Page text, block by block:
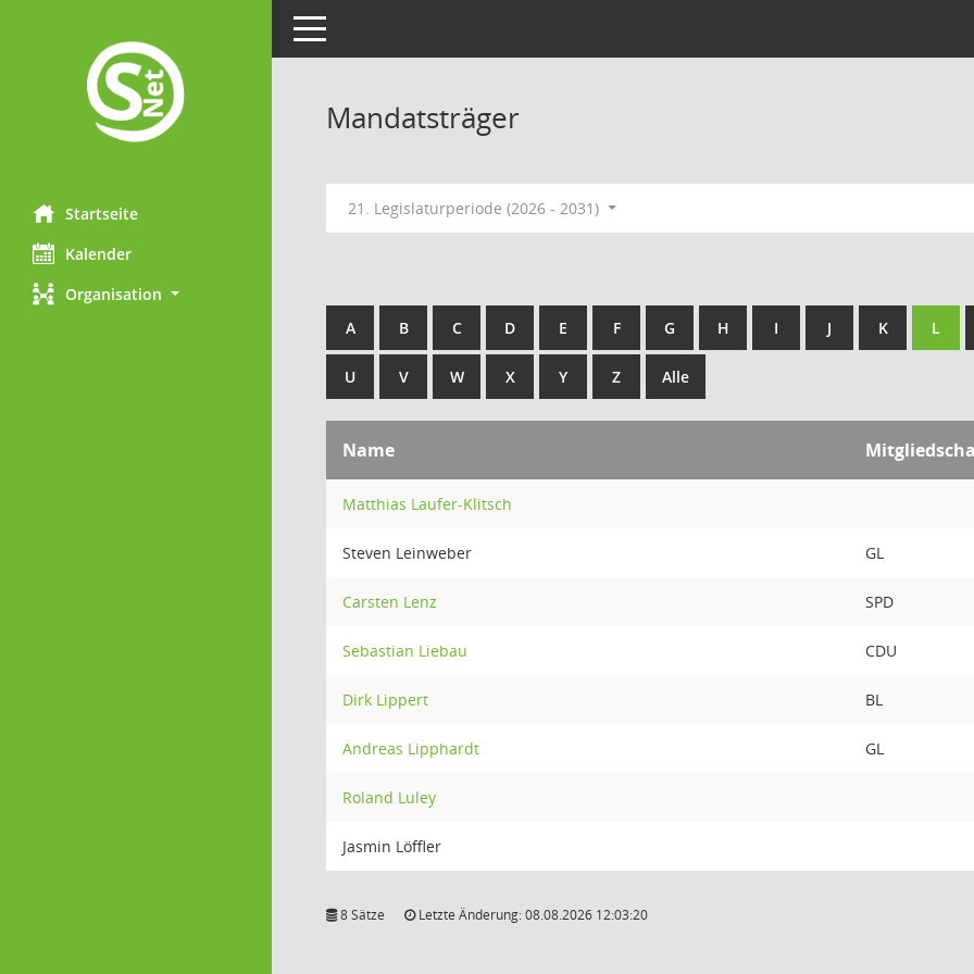
Startseite
Kalender
Organisation
Toggle navigation
Mandatsträger
21. Legislaturperiode (2026 - 2031)
A B C D E F G H I J K L
U V W X Y Z Alle
Name
Matthias Laufer-Klitsch
Steven Leinweber GL
Carsten Lenz SPD
Sebastian Liebau CDU
Dirk Lippert BL
Andreas Lipphardt GL
Roland Luley
Jasmin Löffler
8 Sätze Letzte Änderung: 08.08.2026 12:03:20